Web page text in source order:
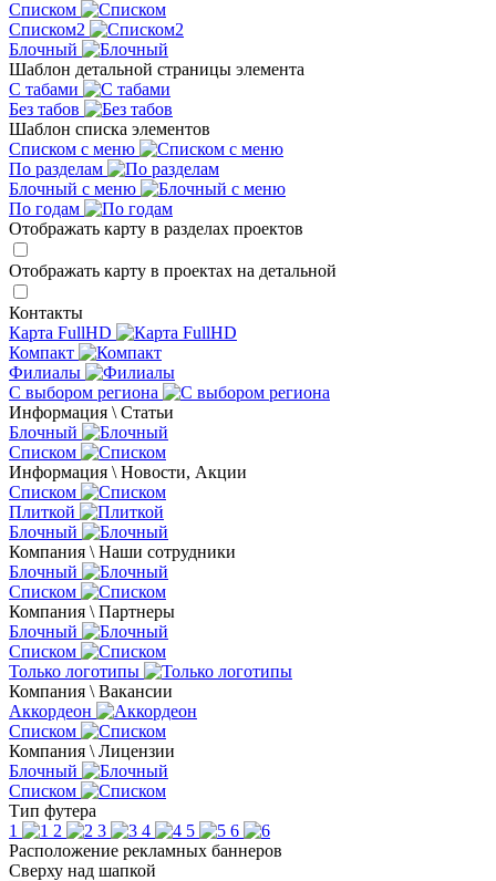
Списком
Списком2
Блочный
Шаблон детальной страницы элемента
С табами
Без табов
Шаблон списка элементов
Списком c меню
По разделам
Блочный с меню
По годам
Отображать карту в разделах проектов
Отображать карту в проектах на детальной
Контакты
Карта FullHD
Компакт
Филиалы
С выбором региона
Информация \ Статьи
Блочный
Списком
Информация \ Новости, Акции
Списком
Плиткой
Блочный
Компания \ Наши сотрудники
Блочный
Списком
Компания \ Партнеры
Блочный
Списком
Только логотипы
Компания \ Вакансии
Аккордеон
Списком
Компания \ Лицензии
Блочный
Списком
Тип футера
1
2 3 4 5
6
Расположение рекламных баннеров
Сверху над шапкой